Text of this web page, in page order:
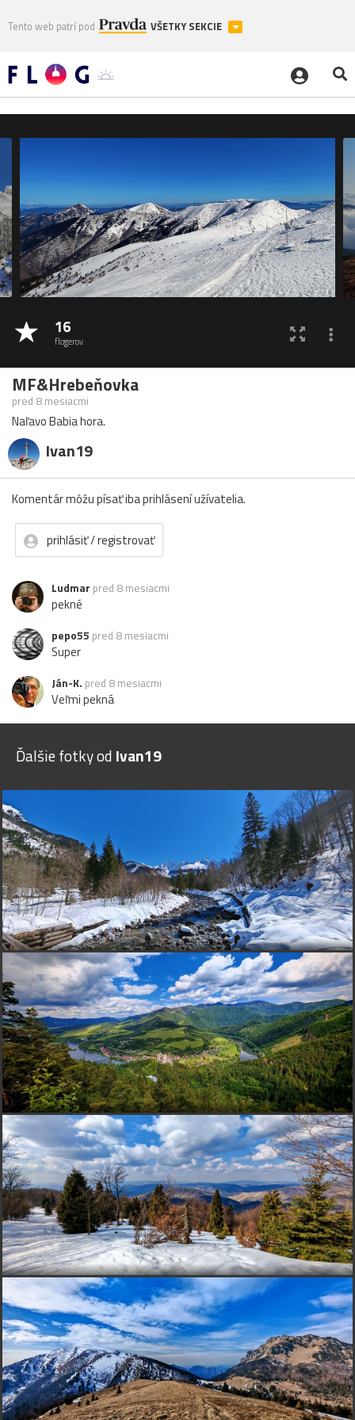
Tento web patrí pod VŠETKY SEKCIE
16
flogerov
MF&Hrebeňovka
pred 8 mesiacmi
Naľavo Babia hora.
Ivan19
Komentár môžu písať iba prihlásení užívatelia.
prihlásiť / registrovať
Ludmar pred 8 mesiacmi
pekné
pepo55 pred 8 mesiacmi
Super
Ján-K. pred 8 mesiacmi
Veľmi pekná
Ďalšie fotky od Ivan19